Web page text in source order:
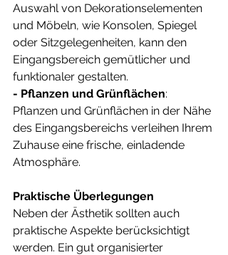
Auswahl von Dekorationselementen
und Möbeln, wie Konsolen, Spiegel
oder Sitzgelegenheiten, kann den
Eingangsbereich gemütlicher und
funktionaler gestalten.
- Pflanzen und Grünflächen:
Pflanzen und Grünflächen in der Nähe
des Eingangsbereichs verleihen Ihrem
Zuhause eine frische, einladende
Atmosphäre.
Praktische Überlegungen
Neben der Ästhetik sollten auch
praktische Aspekte berücksichtigt
werden. Ein gut organisierter